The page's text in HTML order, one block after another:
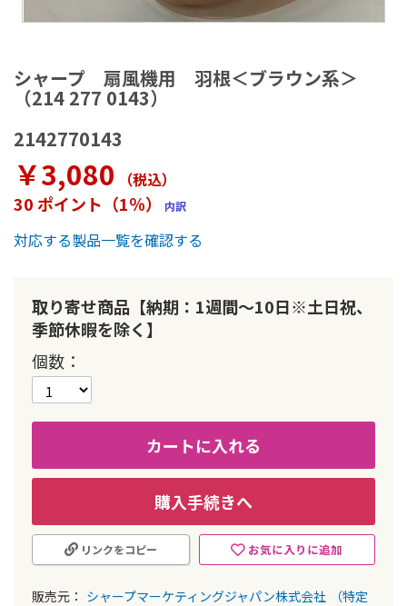
シャープ 扇風機用 羽根＜ブラウン系＞
（214 277 0143）
2142770143
￥3,080 （税込）
30 ポイント（1％） 内訳
対応する製品一覧を確認する
取り寄せ商品【納期：1週間～10日※土日祝、
季節休暇を除く】
個数
カートに入れる
購入手続きへ
お気に入りに追加
リンクをコピー
販売元： シャープマーケティングジャパン株式会社
（特定
メ
ー
ジ
ャ
リ
ー
の
最
初
動
す
る